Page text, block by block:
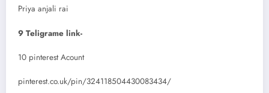
Priya anjali rai
9 Teligrame link-
10 pinterest Acount
pinterest.co.uk/pin/324118504430083434/